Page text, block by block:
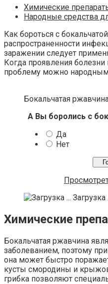
Химические
Народные средства
Как бороться с
распространенности
заражении следует
Когда проявления
проблему можно
Бокальчатая
А Вы боролись с
Да
Нет
Загрузка
Химические
Бокальчатая ржавчина
заболеванием, поэтому
она может быстро
кусты смородины и
грибка позволяют